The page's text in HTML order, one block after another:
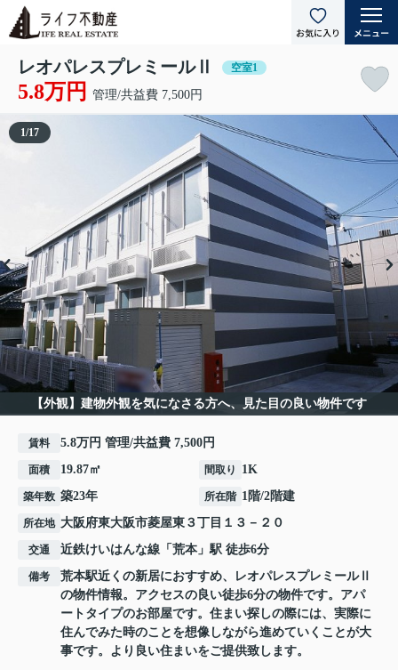
レオパレスプレミールⅡ 空室1
5.8万円 管理/共益費 7,500円
【外観】建物外観を気になさる方へ、見た目の良い物件です
1/17
賃料 5.8万円 管理/共益費 7,500円
面積 19.87㎡ 間取り 1K
築年数 築23年 所在階 1階/2階建
所在地 大阪府東大阪市菱屋東 ３丁目１３－２０
交通 近鉄けいはんな線 「 荒本 」駅 徒歩6分
備考
荒本駅近くの新居におすすめ、レオパレスプレミールⅡ
の物件情報。アクセスの良い徒歩6分の物件です。アパ
ートタイプのお部屋です。住まい探しの際には、実際に
住んでみた時のことを想像しながら進めていくことが大
事です。より良い住まいをご提供致します。